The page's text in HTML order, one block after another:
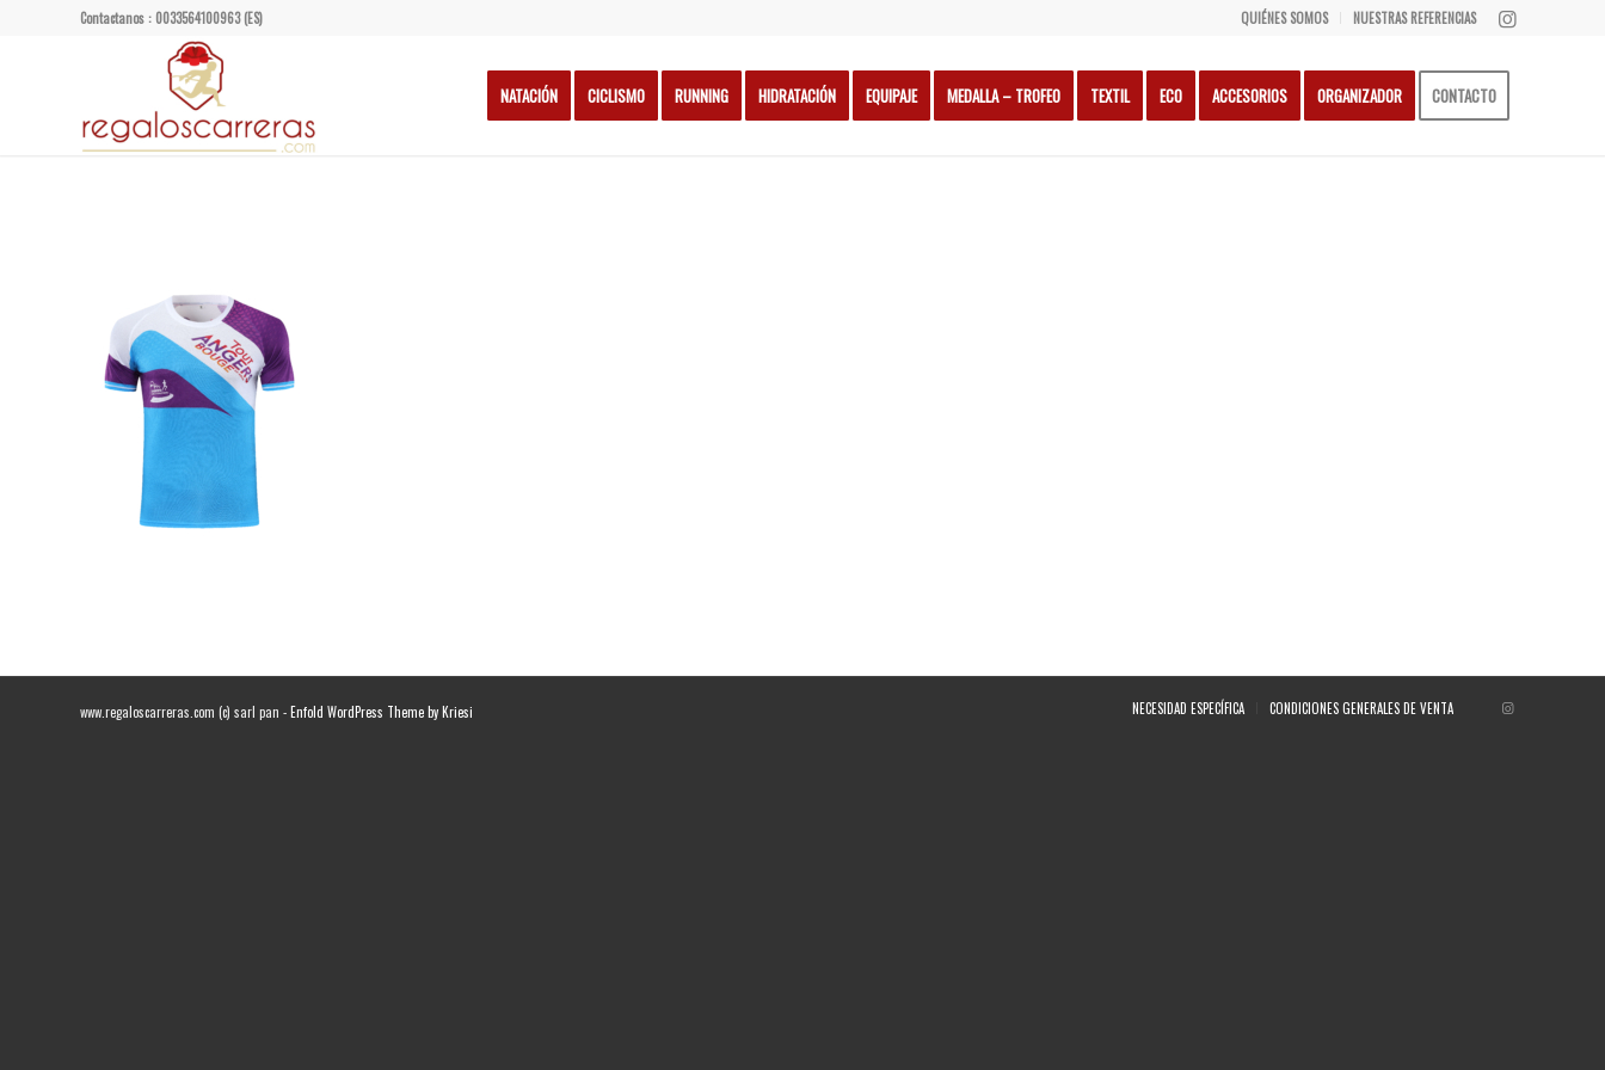
QUIÉNES SOMOS NUESTRAS REFERENCIAS
Contactanos : 0033564100963 (ES)
NATACIÓN CICLISMO RUNNING HIDRATACIÓN EQUIPAJE MEDALLA – TROFEO TEXTIL ECO ACCESORIOS ORGANIZADOR CONTACTO
www.regaloscarreras.com (c) sarl pan -Enfold WordPress Theme by Kriesi NECESIDAD ESPECÍFICA CONDICIONES GENERALES DE VENTA